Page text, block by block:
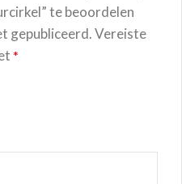
te beoordelen
gepubliceerd.Vereiste
*